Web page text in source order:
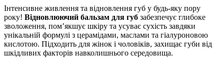
Інтенсивне живлення та відновлення губ у будь-яку пору
року! Відновлюючий бальзам для губ забезпечує глибоке
зволоження, пом’якшує шкіру та усуває сухість завдяки
унікальній формулі з церамідами, маслами та гіалуроновою
кислотою. Підходить для жінок і чоловіків, захищає губи від
шкідливих факторів навколишнього середовища.